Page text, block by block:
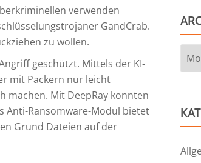
verwenden
GandCrab.
zu wollen.
geschützt. Mittels der KI-
mit Packern nur leicht
machen. Mit DeepRay konnten
Anti-Ransomware-Modul bietet
Grund Dateien auf der